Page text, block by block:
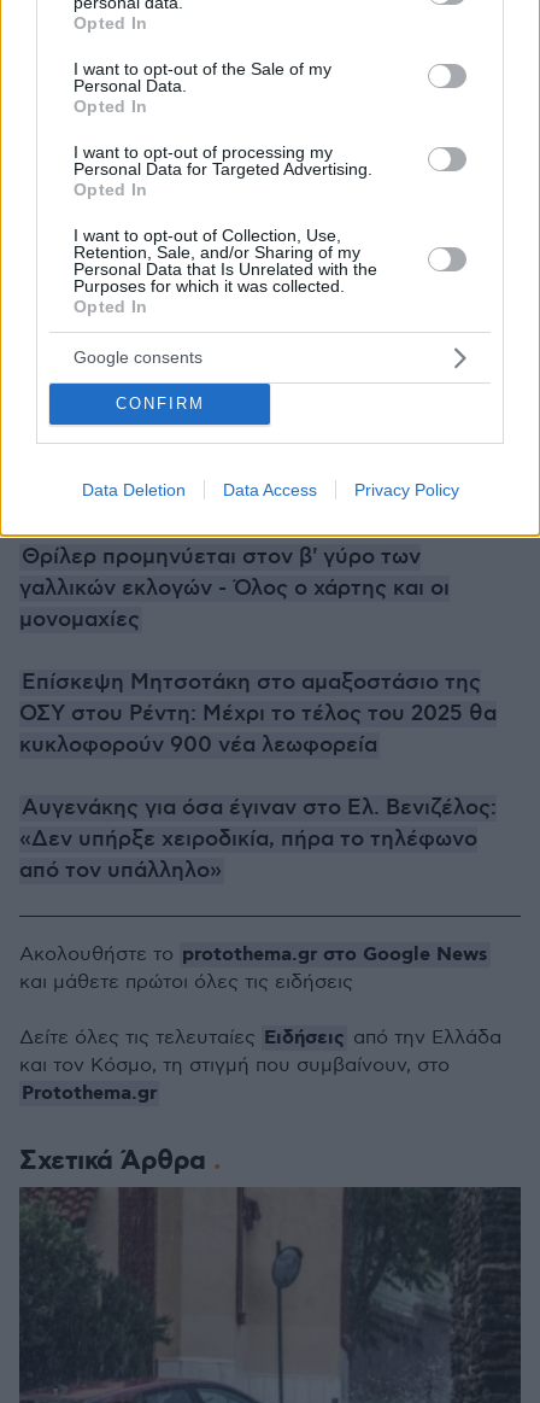
grant or deny consent to Google and its third-party tags to
use your data for below specified purposes in below Google
consent section.
Opted In
I want to opt-out of the Sale of my
Personal Data.
Opted In
I want to opt-out of processing my
Personal Data for Targeted Advertising.
Opted In
I want to opt-out of Collection, Use,
Retention, Sale, and/or Sharing of my
Personal Data that Is Unrelated with the
Purposes for which it was collected.
Opted In
Google consents
CONFIRM
Data Deletion Data Access Privacy Policy
Απομακρυνθείτε από ποτάμια, λίμνες ή άλλες
Αν είστε μέσα στη θάλασσα βγείτε αμέσως
Αν βρίσκεστε απομονωμένοι σε μια επίπεδη
έκταση και νιώσετε να σηκώνονται τα μαλλιά
εκδηλωθεί κεραυνός), κάντε βαθύ κάθισμα με
το κεφάλι ανάμεσα στα πόδια (ώστε να
ελαχιστοποιήσετε την επιφάνεια του σώματός
σας και την επαφή σας με το έδαφος)
πετώντας τα μεταλλικά αντικείμενα που έχετε
επάνω σας.
Κατά τη διάρκεια μιας χαλαζόπτωσης
Ειδήσεις σήμερα:
Θρίλερ προμηνύεται στον β' γύρο των
γαλλικών εκλογών - Όλος ο χάρτης και οι
μονομαχίες
Επίσκεψη Μητσοτάκη στο αμαξοστάσιο της
ΟΣΥ στου Ρέντη: Μέχρι το τέλος του 2025 θα
κυκλοφορούν 900 νέα λεωφορεία
Αυγενάκης για όσα έγιναν στο Ελ. Βενιζέλος:
«Δεν υπήρξε χειροδικία, πήρα το τηλέφωνο
από τον υπάλληλο»
Σχετικά Άρθρα
Ακολουθήστε το protothema.gr στο Google News
και μάθετε πρώτοι όλες τις ειδήσεις
Δείτε όλες τις τελευταίες Ειδήσεις από την Ελλάδα
και τον Κόσμο, τη στιγμή που συμβαίνουν, στο
Protothema.gr